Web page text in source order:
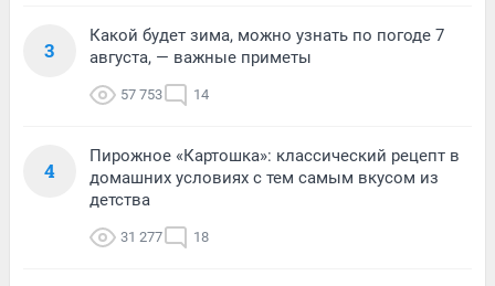
3
Какой будет зима, можно узнать по погоде 7
августа, — важные приметы
57 753 14
4
Пирожное «Картошка»: классический рецепт в
домашних условиях с тем самым вкусом из
детства
31 277 18